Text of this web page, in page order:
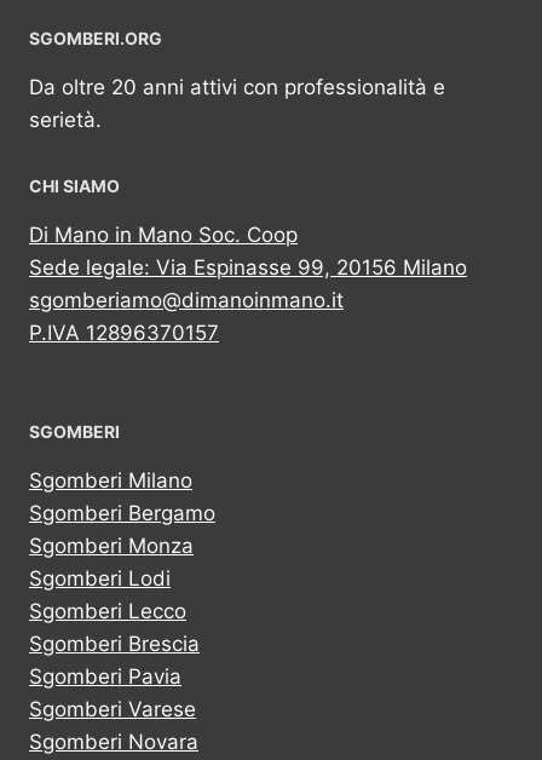
SGOMBERI.ORG
Da oltre 20 anni attivi con professionalità e
serietà.
CHI SIAMO
Di Mano in Mano Soc. Coop
Sede legale: Via Espinasse 99, 20156 Milano
sgomberiamo@dimanoinmano.it
P.IVA 12896370157
SGOMBERI
Sgomberi Milano
Sgomberi Bergamo
Sgomberi Monza
Sgomberi Lodi
Sgomberi Lecco
Sgomberi Brescia
Sgomberi Pavia
Sgomberi Varese
Sgomberi Novara